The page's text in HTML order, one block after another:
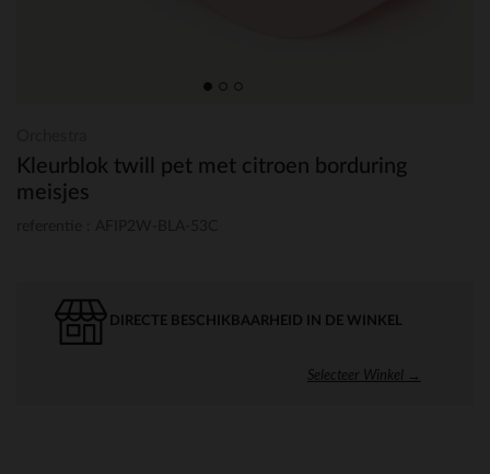
Kleurblok twill pet met citroen borduring
meisjes
DIRECTE BESCHIKBAARHEID IN DE WINKEL
Selecteer Winkel →